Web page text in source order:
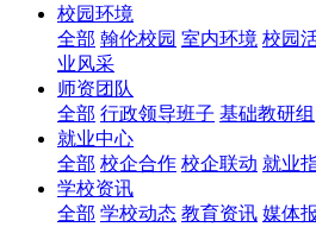
校园环境
全部 翰伦校园 室内环境 校园
业风采
师资团队
全部 行政领导班子 基础教研组
就业中心
全部 校企合作 校企联动 就业
学校资讯
全部 学校动态 教育资讯 媒体